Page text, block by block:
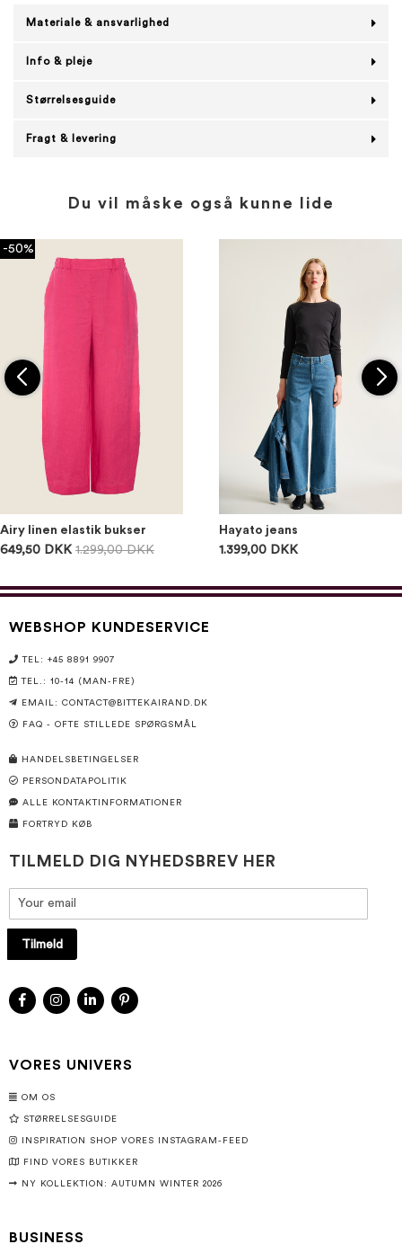
Materiale & ansvarlighed
Info & pleje
Størrelsesguide
Fragt & levering
Du vil måske også kunne lide
-50%
Airy linen elastik bukser
649,50 DKK 1.299,00 DKK
Hayato jeans
1.399,00 DKK
WEBSHOP KUNDESERVICE
TEL: +45 8891 9907
TEL.: 10-14 (MAN-FRE)
EMAIL: CONTACT@BITTEKAIRAND.DK
FAQ - OFTE STILLEDE SPØRGSMÅL
HANDELSBETINGELSER
PERSONDATAPOLITIK
ALLE KONTAKTINFORMATIONER
FORTRYD KØB
TILMELD DIG NYHEDSBREV HER
Tilmeld
VORES UNIVERS
OM OS
STØRRELSESGUIDE
INSPIRATION SHOP VORES INSTAGRAM-FEED
FIND VORES BUTIKKER
NY KOLLEKTION: AUTUMN WINTER 2026
BUSINESS